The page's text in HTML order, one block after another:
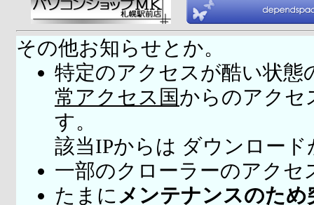
その他お知らせとか。
特定のアクセスが酷い状態
常アクセス国からのアクセ
す。
該当IPからは ダウンロー
一部のクローラーのアクセ
たまに メンテナンスのため